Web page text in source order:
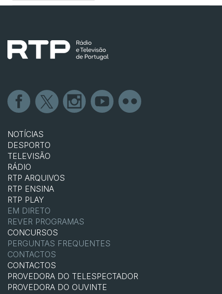
NOTÍCIAS
DESPORTO
TELEVISÃO
RÁDIO
RTP ARQUIVOS
RTP ENSINA
RTP PLAY
EM DIRETO
REVER PROGRAMAS
CONCURSOS
PERGUNTAS FREQUENTES
CONTACTOS
CONTACTOS
PROVEDORA DO TELESPECTADOR
PROVEDORA DO OUVINTE